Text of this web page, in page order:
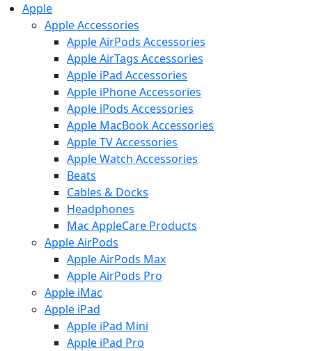
Apple
Apple Accessories
Apple AirPods Accessories
Apple AirTags Accessories
Apple iPad Accessories
Apple iPhone Accessories
Apple iPods Accessories
Apple MacBook Accessories
Apple TV Accessories
Apple Watch Accessories
Beats
Cables & Docks
Headphones
Mac AppleCare Products
Apple AirPods
Apple AirPods Max
Apple AirPods Pro
Apple iMac
Apple iPad
Apple iPad Mini
Apple iPad Pro